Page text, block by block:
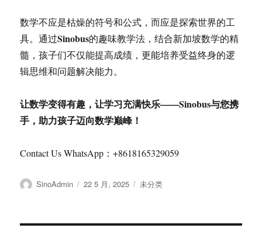
数学不应是枯燥的符号和公式，而应是探索世界的工
具。通过Sinobus的趣味教学法，结合新加坡数学的精
髓，孩子们不仅能提高成绩，更能培养受益终身的逻
辑思维和问题解决能力。
让数学变得有趣，让学习充满快乐——Sinobus与您携
手，助力孩子迈向数学巅峰！
Contact Us WhatsApp：+8618165329059
作
SinoAdmin
发
22 5 月, 2025
分
未分类